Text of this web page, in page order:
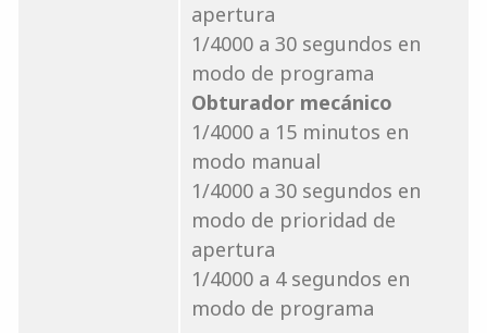
apertura
1/4000 a 30 segundos en
modo de programa
Obturador mecánico
1/4000 a 15 minutos en
modo manual
1/4000 a 30 segundos en
modo de prioridad de
apertura
1/4000 a 4 segundos en
modo de programa